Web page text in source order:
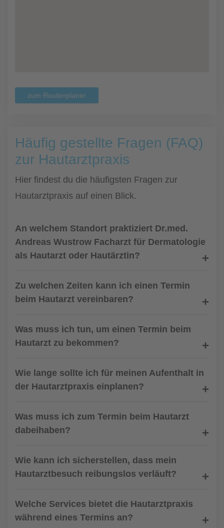
zum Routenplaner
Häufig gestellte Fragen (FAQ)
zur Hautarztpraxis
Hier findest du die häufigsten Fragen zur
Hautarztpraxis auf einen Blick.
An welchem Standort praktiziert Dr.med.
Andreas Wustrow Facharzt für Dermatologie
als Hautarzt oder Hautärztin?
Zu welchen Zeiten kann ich einen Termin
beim Hautarzt vereinbaren?
Was muss ich tun, um einen Termin beim
Hautarzt zu bekommen?
Wie lange sollte ich für meinen Aufenthalt in
der Hautarztpraxis einplanen?
Was muss ich zum Termin beim Hautarzt
dabeihaben?
Wie kann ich sicherstellen, dass mein
Hautarztbesuch reibungslos verläuft?
Welche Services bietet die Hautarztpraxis
während eines Termins an?